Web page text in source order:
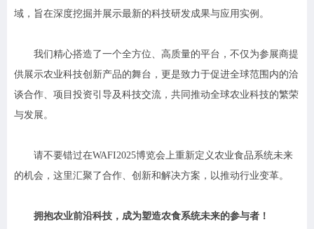
域，旨在深度挖掘并展示最新的科技研发成果与应用实例。
我们精心搭造了一个全方位、高质量的平台，不仅为参展商提
供展示农业科技创新产品的舞台，更是致力于促进全球范围内的洽
谈合作、项目投资引导及科技交流，共同推动全球农业科技的繁荣
与发展。
请不要错过在WAFI2025博览会上重新定义农业食品系统未来
的机会，这里汇聚了合作、创新和解决方案，以推动行业变革。
拥抱农业前沿科技，成为塑造农食系统未来的参与者！